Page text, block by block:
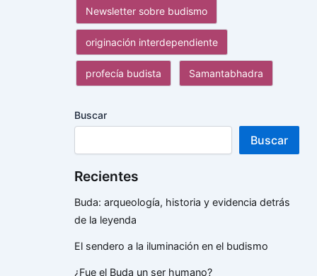
Newsletter sobre budismo
originación interdependiente
profecía budista Samantabhadra
Buscar
Buscar
Recientes
Buda: arqueología, historia y evidencia detrás
de la leyenda
El sendero a la iluminación en el budismo
¿Fue el Buda un ser humano?